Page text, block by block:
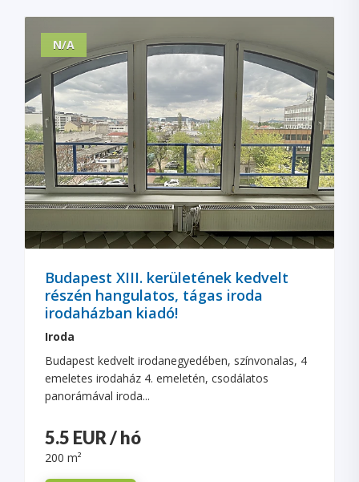
N/A
Budapest XIII. kerületének kedvelt
részén hangulatos, tágas iroda
irodaházban kiadó!
Iroda
Budapest kedvelt irodanegyedében, színvonalas, 4
emeletes irodaház 4. emeletén, csodálatos
panorámával iroda...
5.5 EUR / hó
200 m²